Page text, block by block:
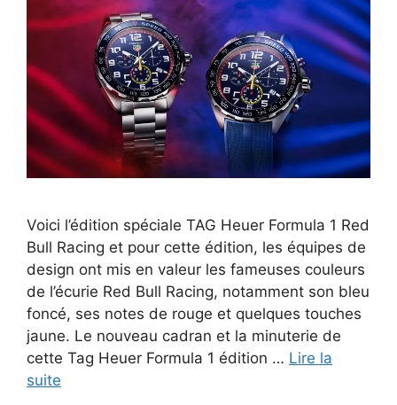
Voici l’édition spéciale TAG Heuer Formula 1 Red
Bull Racing et pour cette édition, les équipes de
design ont mis en valeur les fameuses couleurs
de l’écurie Red Bull Racing, notamment son bleu
foncé, ses notes de rouge et quelques touches
jaune. Le nouveau cadran et la minuterie de
cette Tag Heuer Formula 1 édition … Lire la
suite